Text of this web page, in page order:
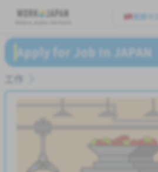
繁體中文
Apply for Job In JAPAN
工作